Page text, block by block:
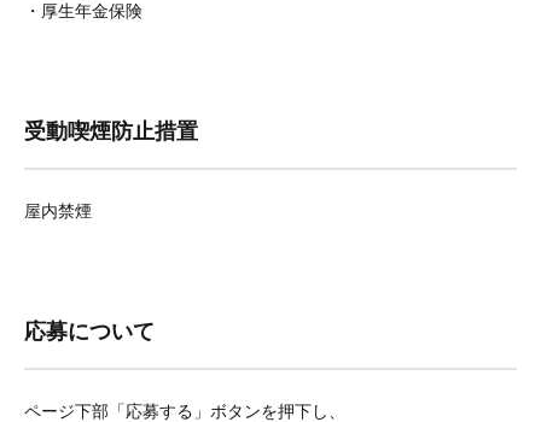
・厚生年金保険
受動喫煙防止措置
屋内禁煙
応募について
ページ下部「応募する」ボタンを押下し、